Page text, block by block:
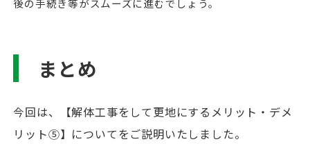
後の手続き等がスムーズに進むでしょう。
まとめ
今回は、【解体工事をして更地にするメリット・デメ
リット⑤】についてをご説明いたしました。